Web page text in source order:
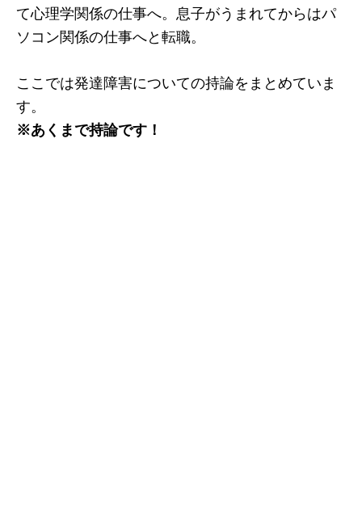
て心理学関係の仕事へ。息子がうまれてからはパ
ソコン関係の仕事へと転職。
ここでは発達障害についての持論をまとめていま
す。
※あくまで持論です！